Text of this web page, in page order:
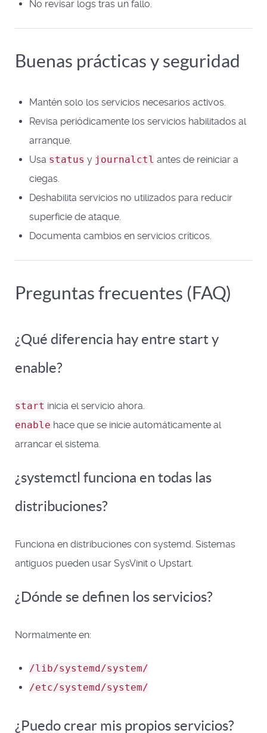
No revisar logs tras un fallo.
Buenas prácticas y seguridad
Mantén solo los servicios necesarios activos.
Revisa periódicamente los servicios habilitados al
arranque.
Usa status y journalctl antes de reiniciar a
ciegas.
Deshabilita servicios no utilizados para reducir
superficie de ataque.
Documenta cambios en servicios críticos.
Preguntas frecuentes (FAQ)
¿Qué diferencia hay entre start y
enable?
start inicia el servicio ahora.
enable hace que se inicie automáticamente al
arrancar el sistema.
¿systemctl funciona en todas las
distribuciones?
Funciona en distribuciones con systemd. Sistemas
antiguos pueden usar SysVinit o Upstart.
¿Dónde se definen los servicios?
Normalmente en:
/lib/systemd/system/
/etc/systemd/system/
¿Puedo crear mis propios servicios?